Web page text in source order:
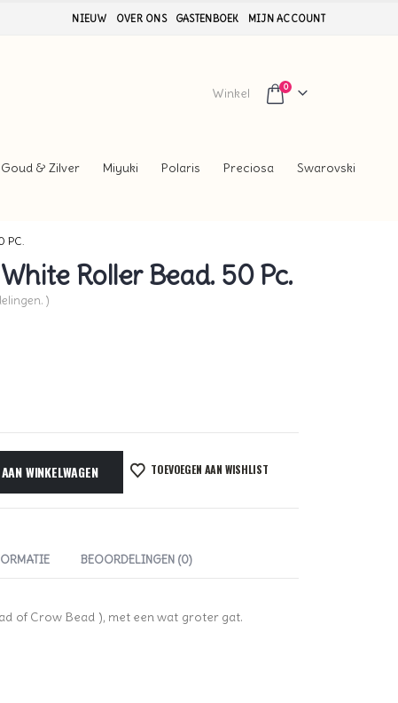
NIEUW OVER ONS GASTENBOEK MIJN ACCOUNT
Winkel 0
Goud & Zilver Miyuki Polaris Preciosa Swarovski
PC.
Roller Bead. 50 Pc.
)
WINKELWAGEN TOEVOEGEN AAN WISHLIST
BEOORDELINGEN (0)
of Crow Bead ), met een wat groter gat.